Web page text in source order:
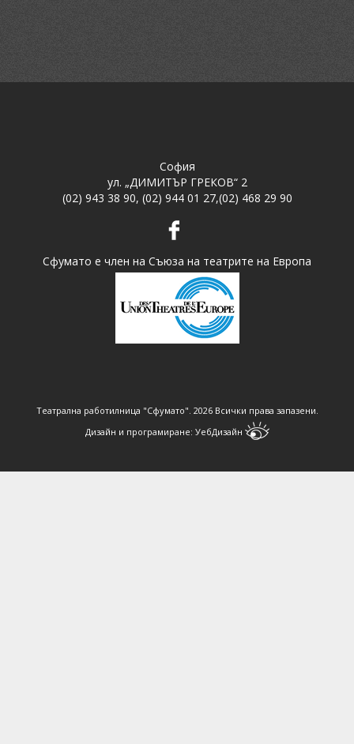
София
ул. „ДИМИТЪР ГРЕКОВ“ 2
(02) 943 38 90, (02) 944 01 27,(02) 468 29 90
Сфумато е член на Съюза на театрите на Европа
Театрална работилница "Сфумато". 2026 Всички права запазени.
Дизайн и програмиране: УебДизайн